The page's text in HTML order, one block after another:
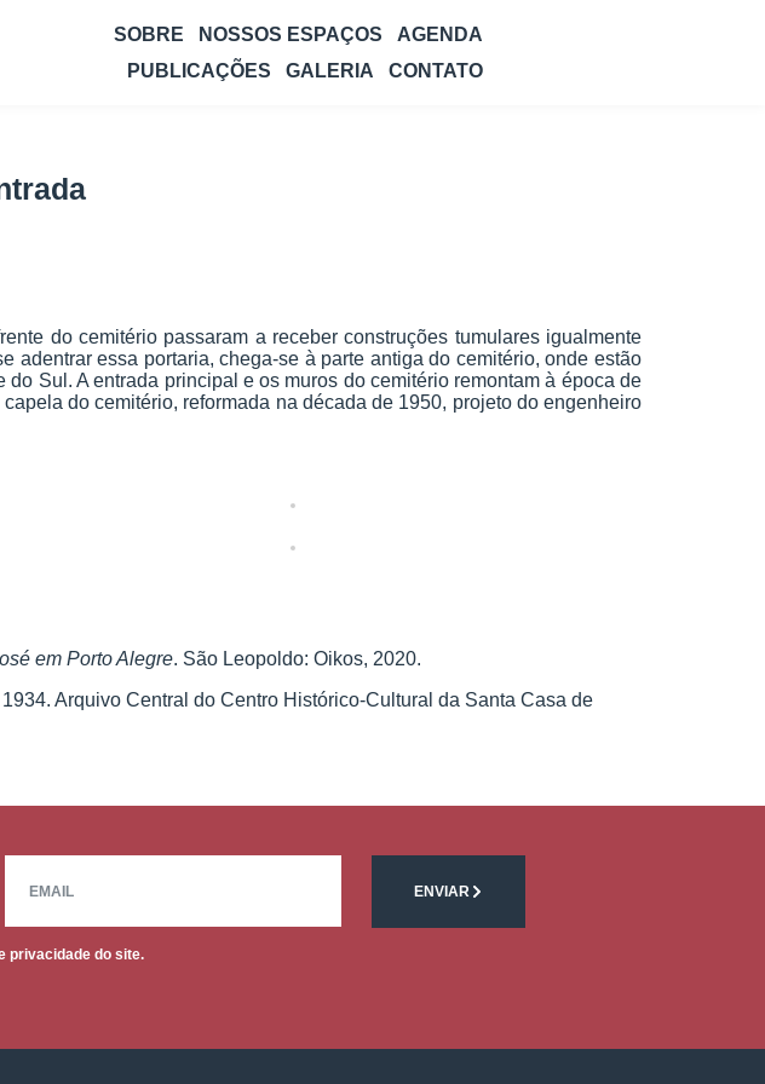
SOBRE NOSSOS ESPAÇOS
AGENDA
PUBLICAÇÕES
GALERIA CONTATO
do cemitério passaram a receber construções tumulares igualmente
adentrar essa portaria, chega-se à parte antiga do cemitério, onde estão
Sul. A entrada principal e os muros do cemitério remontam à época de
do cemitério, reformada na década de 1950, projeto do engenheiro
em Porto Alegre. São Leopoldo: Oikos, 2020.
Arquivo Central do Centro Histórico-Cultural da Santa Casa de
privacidade do site.
ENVIAR